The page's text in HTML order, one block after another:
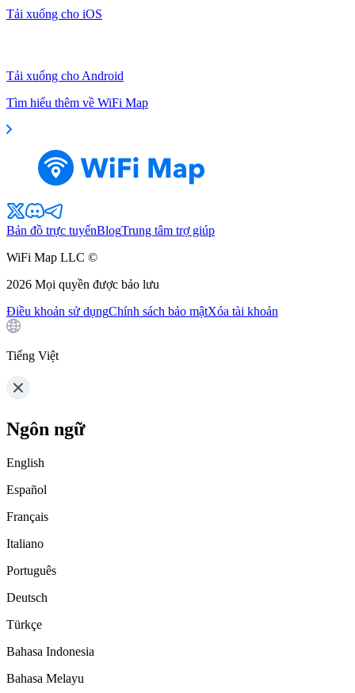
Tải xuống cho iOS
Tải xuống cho Android
Tìm hiểu thêm về WiFi Map
Bản đồ trực tuyếnBlogTrung tâm trợ giúp
WiFi Map LLC ©
2026 Mọi quyền được bảo lưu
Điều khoản sử dụngChính sách bảo mậtXóa tài khoản
Tiếng Việt
Ngôn ngữ
English
Español
Français
Italiano
Português
Deutsch
Türkçe
Bahasa Indonesia
Bahasa Melayu